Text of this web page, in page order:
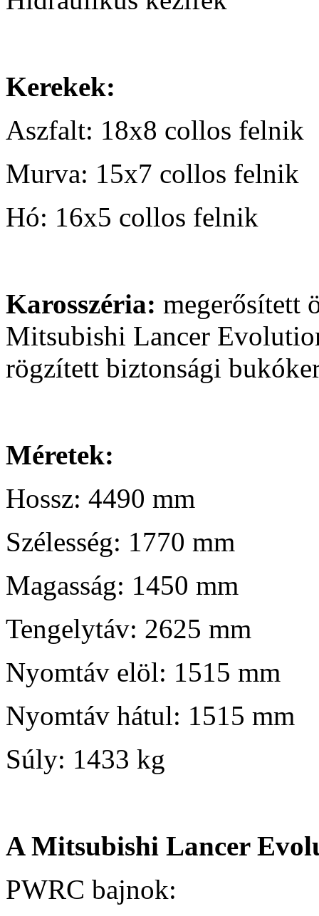
Kerekek:
Aszfalt: 18x8 collos felnik
Murva: 15x7 collos felnik
Hó: 16x5 collos felnik
Karosszéria: megerősített
Mitsubishi Lancer
rögzített biztonsági
Méretek:
Hossz: 4490 mm
Szélesség: 1770 mm
Magasság: 1450 mm
Tengelytáv: 2625 mm
Nyomtáv elöl: 1515 mm
Nyomtáv hátul: 1515 mm
Súly: 1433 kg
A Mitsubishi Lancer
PWRC bajnok: